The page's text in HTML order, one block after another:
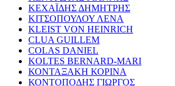
ΚΕΧΑΪΔΗΣ ΔΗΜΗΤΡΗΣ
ΚΙΤΣΟΠΟΥΛΟΥ ΛΕΝΑ
KLEIST VON HEINRICH
CLUA GUILLEM
COLAS DANIEL
KOLTES BERNARD-MARI
ΚΟΝΤΑΞΑΚΗ ΚΟΡΙΝΑ
ΚΟΝΤΟΠΟΔΗΣ ΓΙΩΡΓΟΣ